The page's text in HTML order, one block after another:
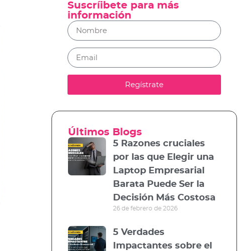
Suscríibete para más
información
Regístrate
Últimos Blogs
5 Razones cruciales
por las que Elegir una
Laptop Empresarial
Barata Puede Ser la
Decisión Más Costosa
26 de febrero de 2026
5 Verdades
Impactantes sobre el